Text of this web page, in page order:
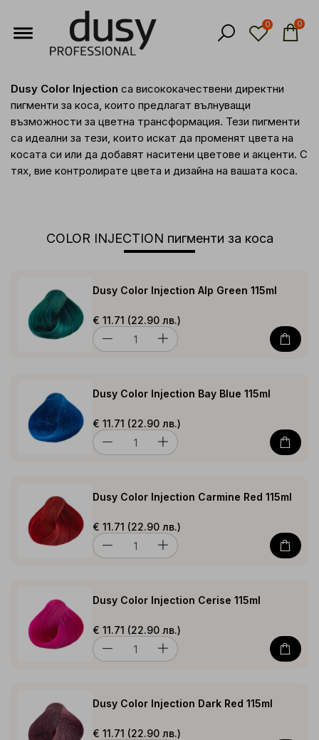
0 0
COLOR INJECTION пигменти за коса
Dusy Color Injection са висококачествени директни
пигменти за коса, които предлагат вълнуващи
възможности за цветна трансформация. Тези пигменти
са идеални за тези, които искат да променят цвета на
косата си или да добавят наситени цветове и акценти. С
тях, вие контролирате цвета и дизайна на вашата коса.
Dusy Color Injection Alp Green 115ml
€ 11.71 (22.90 лв.)
Dusy Color Injection Bаy Blue 115ml
€ 11.71 (22.90 лв.)
Dusy Color Injection Carmine Red 115ml
€ 11.71 (22.90 лв.)
Dusy Color Injection Cerise 115ml
€ 11.71 (22.90 лв.)
Dusy Color Injection Dark Red 115ml
€ 11.71 (22.90 лв.)